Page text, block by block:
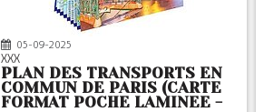
05-09-2025
XXX
PLAN DES TRANSPORTS EN
COMMUN DE PARIS (CARTE
FORMAT POCHE LAMINEE -